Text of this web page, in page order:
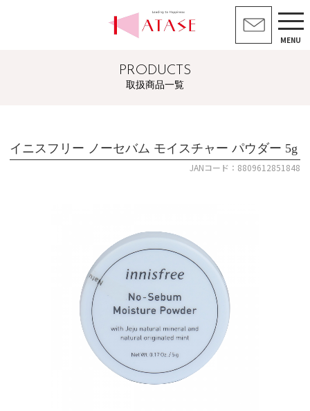
MENU
PRODUCTS
取扱商品一覧
イニスフリー ノーセバム モイスチャー パウダー 5g
JANコード：8809612851848